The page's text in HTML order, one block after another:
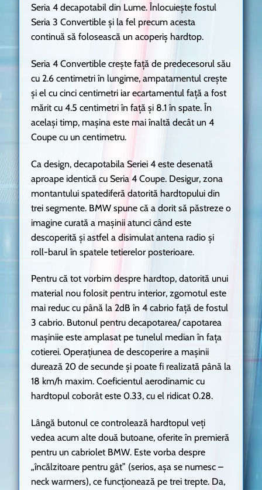
Seria 4 decapotabil din Lume. Înlocuiește fostul
Seria 3 Convertible și la fel precum acesta
continuă să folosească un acoperiș hardtop.
Seria 4 Convertible crește față de predecesorul său
cu 2.6 centimetri în lungime, ampatamentul crește
și el cu cinci centimetri iar ecartamentul față a fost
mărit cu 4.5 centimetri în față și 8.1 în spate. În
același timp, mașina este mai înaltă decât un 4
Coupe cu un centimetru.
Ca design, decapotabila Seriei 4 este desenată
aproape identică cu Seria 4 Coupe. Desigur, zona
montantului spatediferă datorită hardtopului din
trei segmente. BMW spune că a dorit să păstreze o
imagine curată a mașinii atunci când este
descoperită și astfel a disimulat antena radio și
roll-barul în spatele tetierelor posterioare.
Pentru că tot vorbim despre hardtop, datorită unui
material nou folosit pentru interior, zgomotul este
mai reduc cu până la 2dB în 4 cabrio față de fostul
3 cabrio. Butonul pentru decapotarea/ capotarea
mașiniie este amplasat pe tunelul median în fața
cotierei. Operațiunea de descoperire a mașinii
durează 20 de secunde și poate fi realizată până la
18 km/h maxim. Coeficientul aerodinamic cu
hardtopul coborât este 0.33, cu el ridicat 0.28.
Lângă butonul ce controlează hardtopul veți
vedea acum alte două butoane, oferite în premieră
pentru un cabriolet BMW. Este vorba despre
„încălzitoare pentru gât” (serios, așa se numesc –
neck warmers), ce funcționează pe trei trepte. Da,